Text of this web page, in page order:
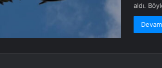
aldı.